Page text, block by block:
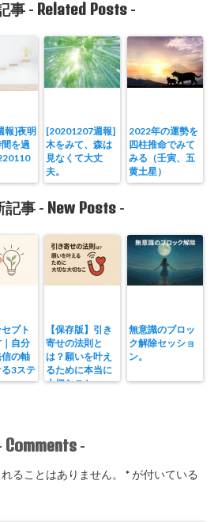
事 - Related Posts-
報]夜明
を過
[20201207週報]
木をみて、森は
見なくて大丈
夫。
2022年の運勢を
四柱推命でみて
みる（壬寅、五
黄土星）
記事 - New Posts -
プト
自分
の軸
3ステ
【保存版】引き
寄せの法則と
は？願いを叶え
るために本当に
大切なこと。
無意識のブロッ
ク解除セッショ
ン。
Comments -
ることはありません。 *が付いている